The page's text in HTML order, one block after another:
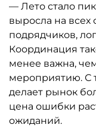
— Лето стало
выросла на всех
подрядчиков,
Координация
менее важна,
мероприятию. С
делает рынок
цена ошибки
ожиданий.